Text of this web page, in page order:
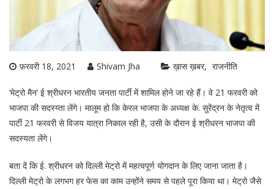
फ़रवरी 18, 2021 Shivam Jha ख़ास ख़बर राजनीति
‘मेट्रो मैन’ ई श्रीधरन भारतीय जनता पार्टी में शामिल होने जा रहे हैं। वे 21 फरवरी को
भाजपा की सदस्य्ता लेंगे। मालूम हो कि केरल भाजपा के अध्यक्ष के. सुरेंद्रन के नेतृत्व में
पार्टी 21 फरवरी से विजय यात्रा निकाल रही है, उसी के दौरान ई श्रीधरन भाजपा की
सदस्यता लेंगे।
बता दें कि ई. श्रीधरन को दिल्ली मेट्रो में महत्‍वपूर्ण योगदान के लिए जाना जाता है।
दिल्‍ली मेट्रो के लगभग हर फेस का काम उन्‍होंने समय से पहले पूरा किया था। मेट्रो जैसे